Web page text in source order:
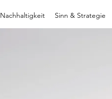
Nachhaltigkeit Sinn & Strategie